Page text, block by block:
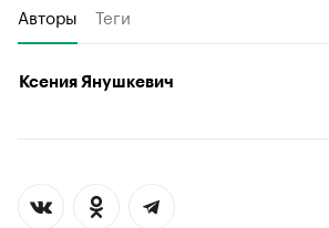
Авторы Теги
Ксения Янушкевич